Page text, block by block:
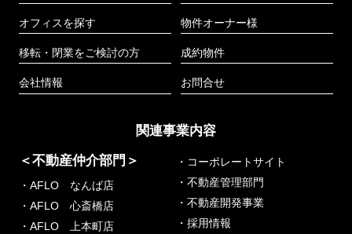
オフィスを探す
移転・閉業をご検討の方
会社情報
物件オーナー様
成約物件
お問合せ
関連事業内容
＜不動産仲介部門＞
・AFLO なんば店
・AFLO 心斎橋店
・AFLO 上本町店
・コーポレートサイト
・不動産管理部門
・不動産開発事業
・採用情報